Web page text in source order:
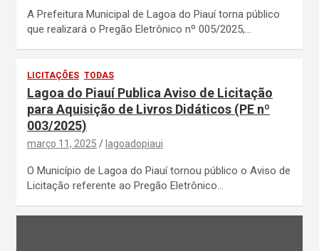
A Prefeitura Municipal de Lagoa do Piauí torna público
que realizará o Pregão Eletrônico nº 005/2025,…
LICITAÇÕES TODAS
Lagoa do Piauí Publica Aviso de Licitação
para Aquisição de Livros Didáticos (PE nº
003/2025)
março 11, 2025 lagoadopiaui
O Município de Lagoa do Piauí tornou público o Aviso de
Licitação referente ao Pregão Eletrônico…